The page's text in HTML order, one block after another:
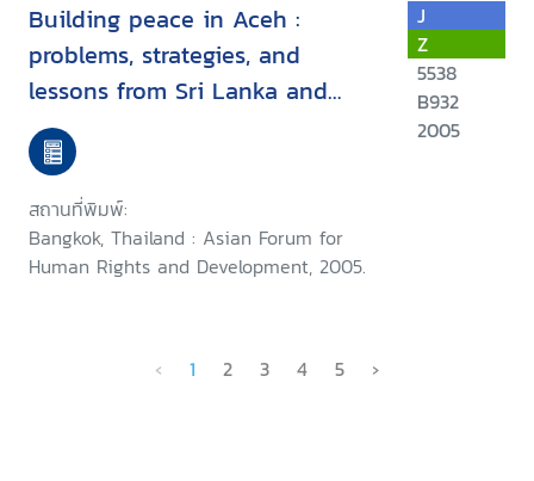
Building peace in Aceh :
problems, strategies, and
lessons from Sri Lanka and
Northern Ireland : proceedings
of the International
Symposium on Peace Building
in Aceh: Lessons from Sri
Lanka and Northern Ireland,
สถานที่พิมพ์:
Bangkok, Thailand : Asian Forum for
Human Rights and Development, 2005.
J
Z
5538
B932
2005
‹ 1 2 3 4 5 ›